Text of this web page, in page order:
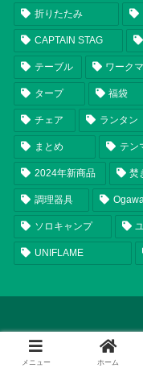
折りたたみ
CAPTAIN STAG
テーブル ワーク
タープ 福袋
チェア ランタン
まとめ テン
2024年新商品 焚
調理器具 Ogawa
ソロキャンプ
UNIFLAME
メニュー ホーム